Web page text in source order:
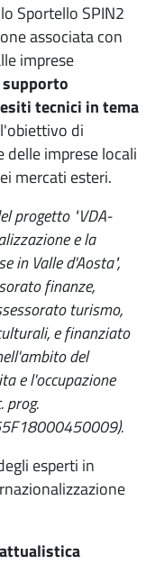
Sportello SPIN2
associata con
imprese
tecnici in tema
di
imprese locali
mercati esteri.
progetto "VDA-
e la
in Valle d'Aosta",
finanze,
turismo,
e finanziato
del
e l'occupazione
prog.
esperti in